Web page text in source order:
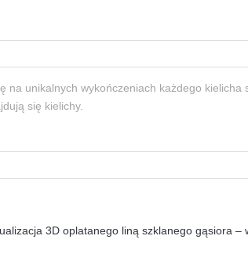
na unikalnych wykończeniach każdego
się kielichy.
3D oplatanego liną szklanego gąsiora –